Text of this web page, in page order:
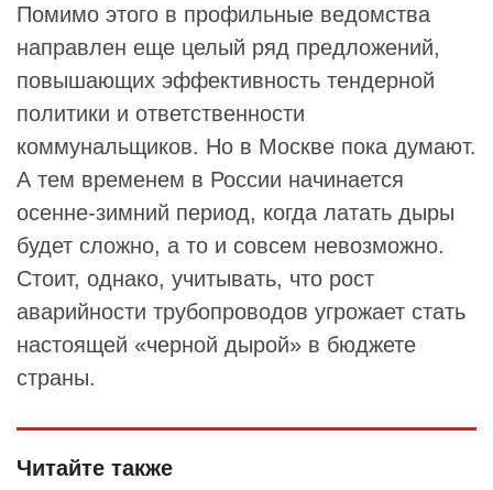
Помимо этого в профильные ведомства
направлен еще целый ряд предложений,
повышающих эффективность тендерной
политики и ответственности
коммунальщиков. Но в Москве пока думают.
А тем временем в России начинается
осенне-зимний период, когда латать дыры
будет сложно, а то и совсем невозможно.
Стоит, однако, учитывать, что рост
аварийности трубопроводов угрожает стать
настоящей «черной дырой» в бюджете
страны.
Читайте также